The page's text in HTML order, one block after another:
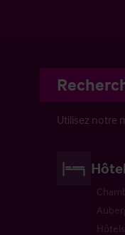
Utilisez notre
Hôtels